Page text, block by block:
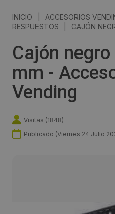
INICIO ACCESORIOS
RESPUESTOS
CAJÓN
Cajón
mm -
Vending
Visitas (1848)
Publicado (Viernes 24 Julio